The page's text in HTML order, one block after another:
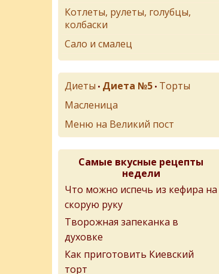
Котлеты, рулеты, голубцы,
колбаски
Сало и смалец
Диеты • Диета №5 • Торты
Масленица
Меню на Великий пост
Самые вкусные рецепты
недели
Что можно испечь из кефира на
скорую руку
Творожная запеканка в
духовке
Как приготовить Киевский
торт